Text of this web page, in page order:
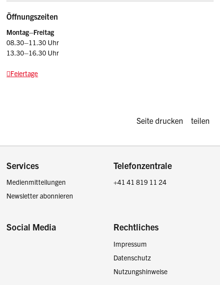
Öffnungszeiten
Montag–Freitag
08.30–11.30 Uhr
13.30–16.30 Uhr
Feiertage
Diese Seite
Seite drucken teilen
Footer
Services
Medienmitteilungen
Newsletter abonnieren
Telefonzentrale
+41 41 819 11 24
Social Media Rechtliches
Impressum
Datenschutz
Nutzungshinweise